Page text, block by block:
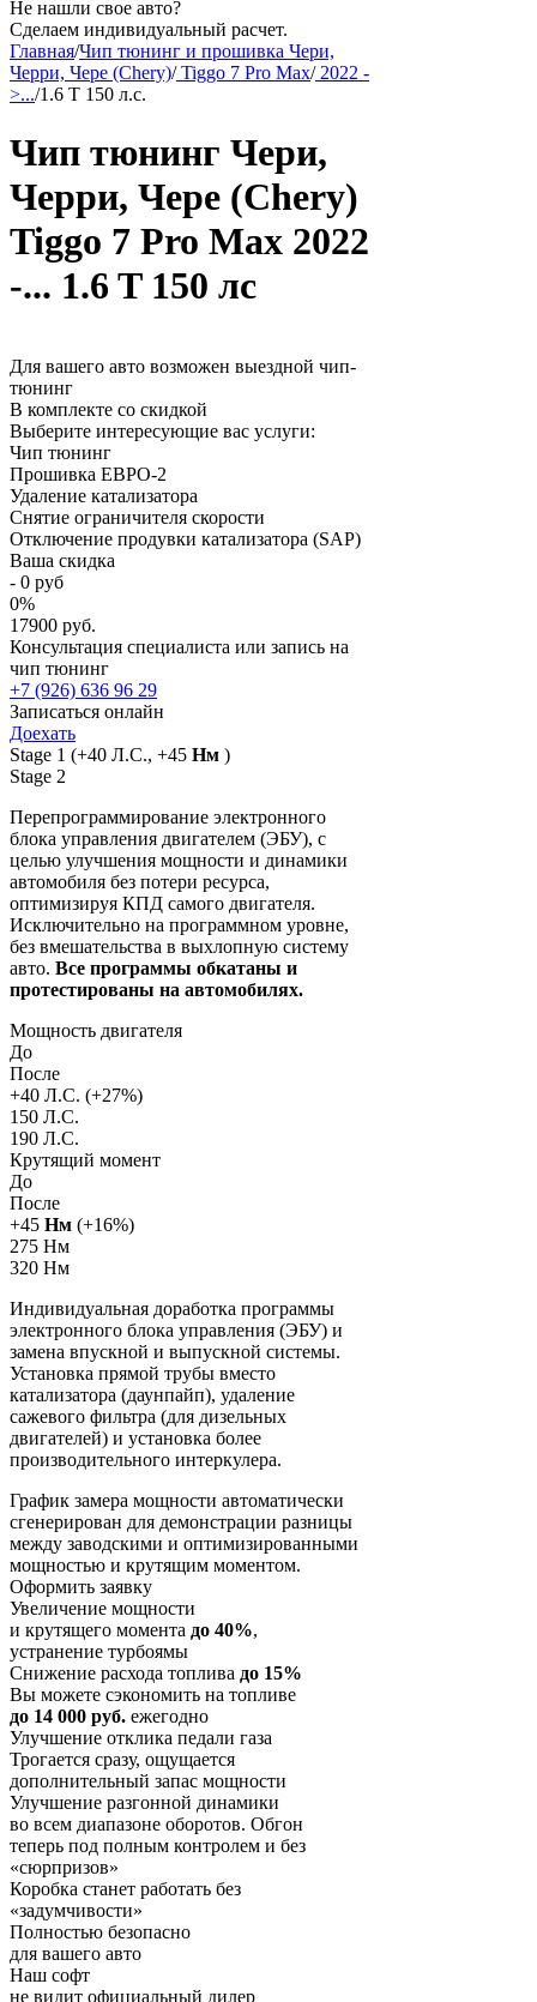
Не нашли свое авто?
Сделаем индивидуальный расчет.
Главная/Чип тюнинг и прошивка Чери,
Черри, Чере (Chery)/Tiggo 7 Pro Max/2022 -
>.../1.6 T 150 л.с.
Чип тюнинг Чери,
Черри, Чере (Chery)
Tiggo 7 Pro Max 2022
-... 1.6 T 150 лс
Для вашего авто возможен выездной чип-
тюнинг
В комплекте со скидкой
Выберите интересующие вас услуги:
Чип тюнинг
Прошивка ЕВРО-2
Удаление катализатора
Снятие ограничителя скорости
Отключение продувки катализатора (SAP)
Ваша скидка
- 0 руб
0%
17900 руб.
Консультация специалиста или запись на
чип тюнинг
+7 (926) 636 96 29
Записаться онлайн
Доехать
Stage 1 (+40 Л.С., +45 Нм )
Stage 2
Перепрограммирование электронного
блока управления двигателем (ЭБУ), с
целью улучшения мощности и динамики
автомобиля без потери ресурса,
оптимизируя КПД самого двигателя.
Исключительно на программном уровне,
без вмешательства в выхлопную систему
авто. Все программы обкатаны и
протестированы на автомобилях.
Мощность двигателя
До
После
+40 Л.С. (+27%)
150 Л.С.
190 Л.С.
Крутящий момент
До
После
+45 Нм (+16%)
275 Нм
320 Нм
Индивидуальная доработка программы
электронного блока управления (ЭБУ) и
замена впускной и выпускной системы.
Установка прямой трубы вместо
катализатора (даунпайп), удаление
сажевого фильтра (для дизельных
двигателей) и установка более
производительного интеркулера.
График замера мощности автоматически
сгенерирован для демонстрации разницы
между заводскими и оптимизированными
мощностью и крутящим моментом.
Оформить заявку
Увеличение мощности
и крутящего момента до 40%,
устранение турбоямы
Снижение расхода топлива до 15%
Вы можете сэкономить на топливе
до 14 000 руб. ежегодно
Улучшение отклика педали газа
Трогается сразу, ощущается
дополнительный запас мощности
Улучшение разгонной динамики
во всем диапазоне оборотов. Обгон
теперь под полным контролем и без
«сюрпризов»
Коробка станет работать без
«задумчивости»
Полностью безопасно
для вашего авто
Наш софт
не видит официальный дилер